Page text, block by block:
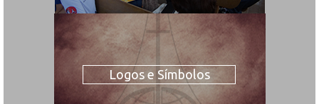
Logos e Símbolos